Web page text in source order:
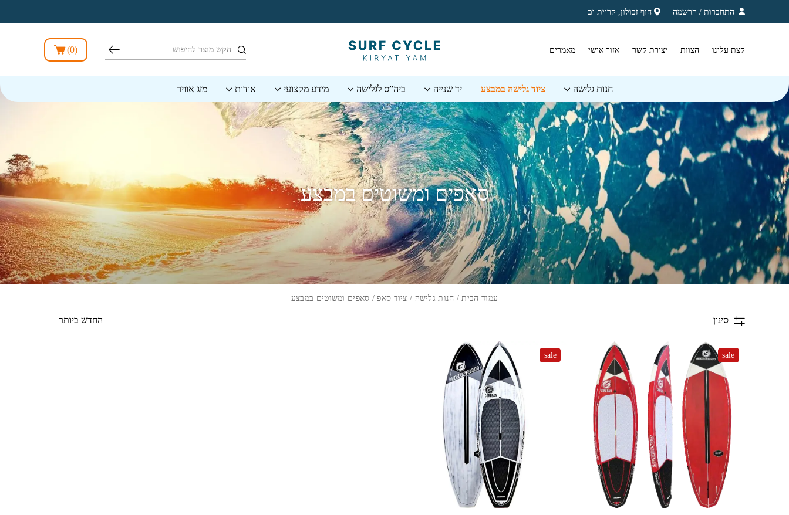
Skip to Content
התחברות / הרשמה חוף זבולון, קריית ים
חיפוש (
0
) קצת עלינו הצוות יצירת קשר אזור אישי מאמרים
חנות גלישה ציוד גלישה במבצע יד שנייה ביה”ס לגלישה מידע מקצועי אודות מזג אוויר
סאפים ומשוטים במבצע
עמוד הבית/ חנות גלישה / ציוד סאפ/ סאפים ומשוטים במבצע
סינון הזמנה בחנות
sale
sale